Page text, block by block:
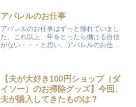
部屋は散らかってるんだろうな～』 と思
う瞬間①レジでお...
アパレルのお仕事
アパレルのお仕事はずっと憧れていまし
た。これ以上、年をとったら働ける自信
がない・・・と思い、アパレルのお仕事
なみの規則髪が肩...
【夫が大好き100円ショップ（ダ
イソー）のお掃除グッズ】今回、
夫が購入してきたものは？